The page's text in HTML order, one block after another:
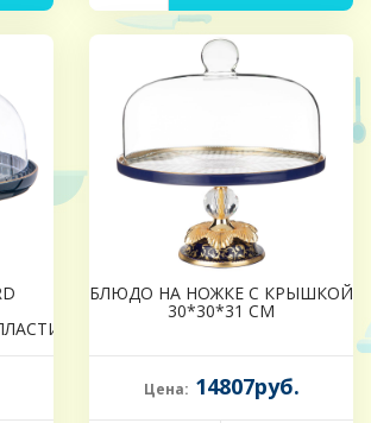
КРЫШКОЙ
БЛЮДО НА НОЖКЕ С КРЫШКОЙ
30*30*31 СМ
Цена: 14807руб.